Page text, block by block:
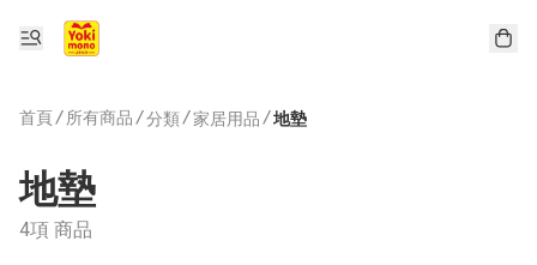
首頁/ 所有商品 /分類/家居用品 /地墊
地墊
4項 商品